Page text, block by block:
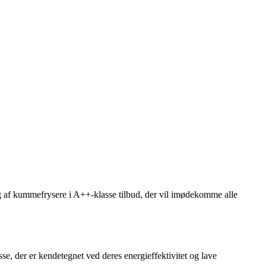
kummefrysere i A++-klasse tilbud, der vil imødekomme alle
der er kendetegnet ved deres energieffektivitet og lave